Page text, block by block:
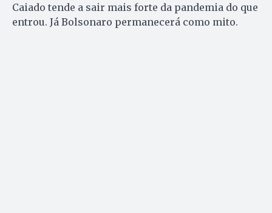
Caiado tende a sair mais forte da pandemia do que
entrou. Já Bolsonaro permanecerá como mito.